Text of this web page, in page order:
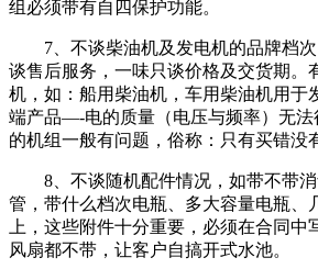
组必须带有自四保护功能。
7、不谈柴油机及发电机的品牌档
谈售后服务，一味只谈价格及交货期。
机，如：船用柴油机，车用柴油机用于
端产品—-电的质量（电压与频率）无法
的机组一般有问题，俗称：只有买错没
8、不谈随机配件情况，如带不带
管，带什么档次电瓶、多大容量电瓶、
上，这些附件十分重要，必须在合同中
风扇都不带，让客户自搞开式水池。